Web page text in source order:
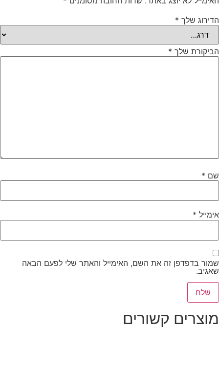
הדירוג שלך *
הביקורת שלך *
שם *
אימייל *
שמור בדפדפן זה את השם, האימייל והאתר שלי לפעם הבאה
שאגיב.
מוצרים קשורים